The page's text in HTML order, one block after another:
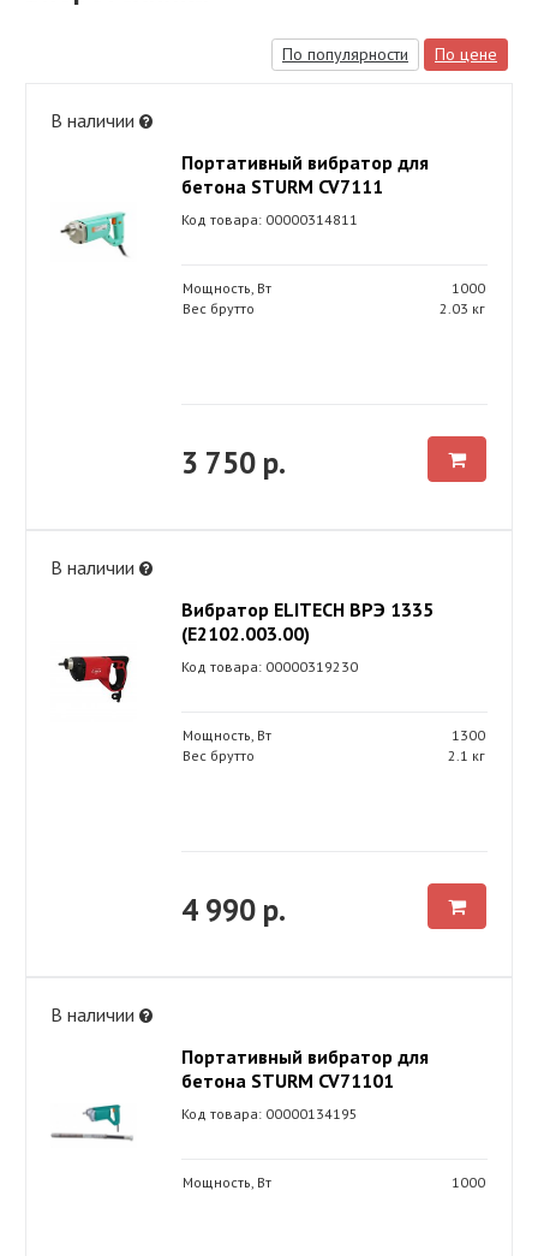
По популярности По цене
В наличии
Портативный вибратор для
бетона STURM CV7111
Код товара: 00000314811
Мощность, Вт
1000
Вес брутто
2.03 кг
3 750 р.
В наличии
Вибратор ELITECH ВРЭ 1335
(Е2102.003.00)
Код товара: 00000319230
Мощность, Вт
1300
Вес брутто
2.1 кг
4 990 р.
В наличии
Портативный вибратор для
бетона STURM CV71101
Код товара: 00000134195
Мощность, Вт 1000